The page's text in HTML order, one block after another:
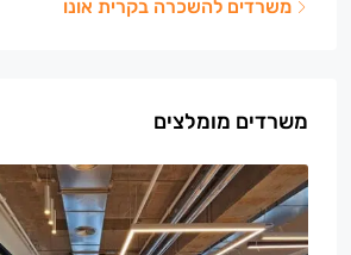
משרדים להשכרה בקרית אונו
משרדים מומלצים